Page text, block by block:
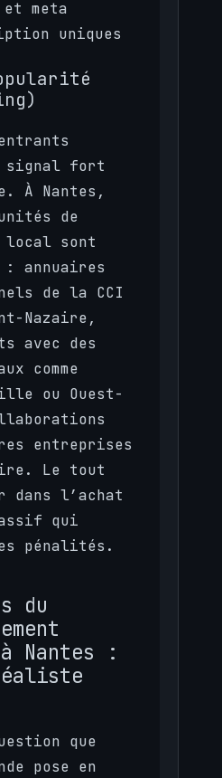
meta
uniques
signal fort
À Nantes,
de
sont
: annuaires
de la CCI
Nazaire,
avec des
comme
ou Ouest-
entreprises
Le tout
dans l’achat
qui
pénalités.
du
Nantes :
que
pose en